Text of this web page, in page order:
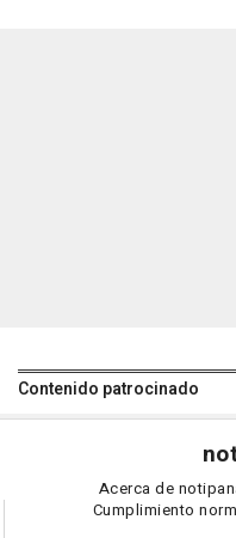
Contenido patrocinado
Acerca de
Cumplimiento